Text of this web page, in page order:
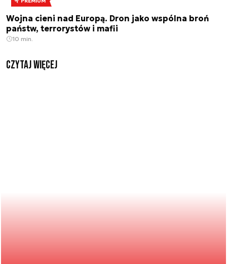
Wojna cieni nad Europą. Dron jako wspólna broń
państw, terrorystów i mafii
10 min.
czytaj więcej